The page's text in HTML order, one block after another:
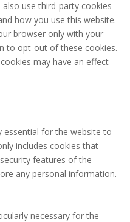
use third-party cookies
how you use this website.
browser only with your
to opt-out of these cookies.
may have an effect
essential for the website to
includes cookies that
features of the
any personal information.
necessary for the